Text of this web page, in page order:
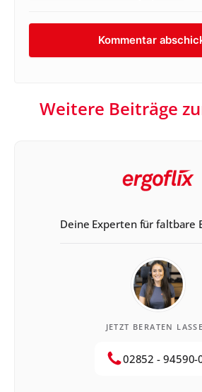
Weitere Beiträge
Deine Experten für faltbare
JETZT BERATEN
02852 - 94590-